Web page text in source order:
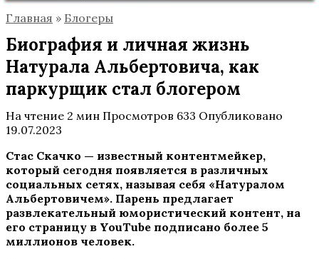
Главная » Блогеры
Биография и личная жизнь
Натурала Альбертовича, как
паркурщик стал блогером
На чтение 2 мин Просмотров 633 Опубликовано
19.07.2023
Стас Скачко — известный контентмейкер,
который сегодня появляется в различных
социальных сетях, называя себя «Натуралом
Альбертовичем». Парень предлагает
развлекательный юмористический контент, на
его страницу в YouTube подписано более 5
миллионов человек.